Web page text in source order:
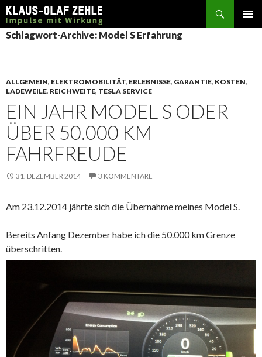
Suchen
SPRINGE
ZUM
Schlagwort-Archive: Model S Erfahrung
ALLGEMEIN, ELEKTROMOBILITÄT, ERLEBNISSE, GARANTIE, KOSTEN,
LADEWEILE, REICHWEITE, TESLA SERVICE
EIN JAHR MODEL S ODER
ÜBER 50.000 KM
FAHRFREUDE
31. DEZEMBER 2014 3 KOMMENTARE
Am 23.12.2014 jährte sich die Übernahme meines Model S.
Bereits Anfang Dezember habe ich die 50.000 km Grenze
überschritten.